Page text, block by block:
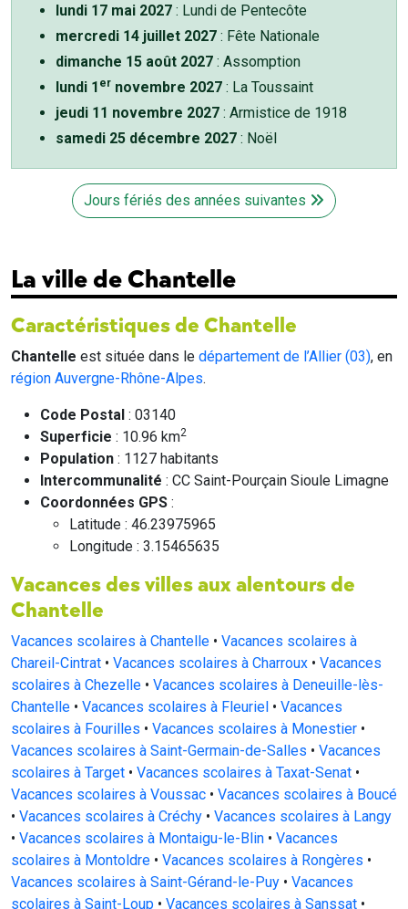
lundi 17 mai 2027 : Lundi de Pentecôte
mercredi 14 juillet 2027 : Fête Nationale
dimanche 15 août 2027 : Assomption
lundi 1 er novembre 2027 : La Toussaint
jeudi 11 novembre 2027 : Armistice de 1918
samedi 25 décembre 2027 : Noël
Jours fériés des années suivantes
La ville de Chantelle
Caractéristiques de Chantelle
Chantelle est située dans le département de l’Allier (03), en
région Auvergne-Rhône-Alpes.
Code Postal : 03140
Superficie : 10.96 km2
Population : 1127 habitants
Intercommunalité : CC Saint-Pourçain Sioule Limagne
Coordonnées GPS :
Latitude : 46.23975965
Longitude : 3.15465635
Vacances des villes aux alentours de
Chantelle
Vacances scolaires à Chantelle • Vacances scolaires à
Chareil-Cintrat • Vacances scolaires à Charroux • Vacances
scolaires à Chezelle • Vacances scolaires à Deneuille-lès-
Chantelle • Vacances scolaires à Fleuriel • Vacances
scolaires à Fourilles • Vacances scolaires à Monestier •
Vacances scolaires à Saint-Germain-de-Salles • Vacances
scolaires à Target • Vacances scolaires à Taxat-Senat •
Vacances scolaires à Voussac • Vacances scolaires à Boucé
• Vacances scolaires à Créchy • Vacances scolaires à Langy
• Vacances scolaires à Montaigu-le-Blin • Vacances
scolaires à Montoldre • Vacances scolaires à Rongères •
Vacances scolaires à Saint-Gérand-le-Puy • Vacances
scolaires à Saint-Loup • Vacances scolaires à Sanssat •